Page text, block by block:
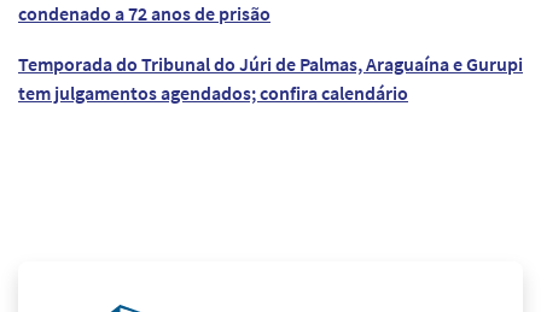
condenado a 72 anos de prisão
Temporada do Tribunal do Júri de Palmas, Araguaína e Gurupi
tem julgamentos agendados; confira calendário